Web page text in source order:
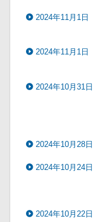
2024年11月1日
2024年11月1日
2024年10月31日
2024年10月28日
2024年10月24日
2024年10月22日